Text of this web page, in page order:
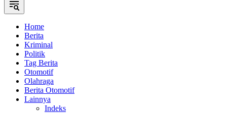
Home
Berita
Kriminal
Politik
Tag Berita
Otomotif
Olahraga
Berita Otomotif
Lainnya
Indeks